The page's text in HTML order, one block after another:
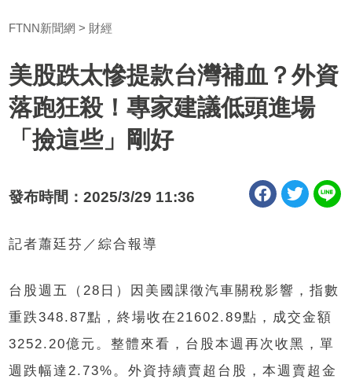
FTNN新聞網 財經
美股跌太慘提款台灣補血？外資
落跑狂殺！專家建議低頭進場
「撿這些」剛好
發布時間：2025/3/29 11:36
記者蕭廷芬／綜合報導
台股週五（28日）因美國課徵汽車關稅影響，指數
重跌348.87點，終場收在21602.89點，成交金額
3252.20億元。整體來看，台股本週再次收黑，單
週跌幅達2.73%。外資持續賣超台股，本週賣超金